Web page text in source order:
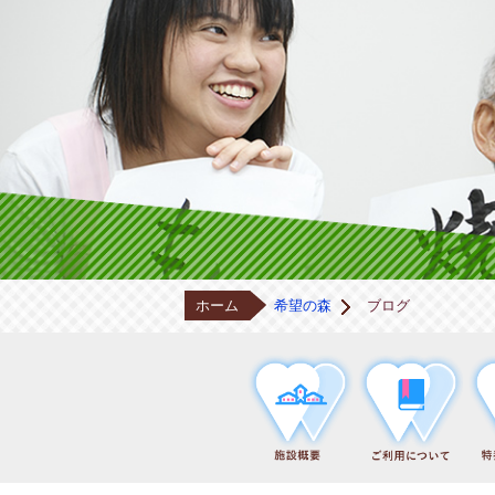
ホーム 希望の森 ブログ